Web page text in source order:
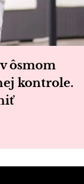
ôsmom
kontrole.